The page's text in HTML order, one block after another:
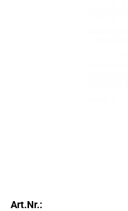
Art.Nr.: